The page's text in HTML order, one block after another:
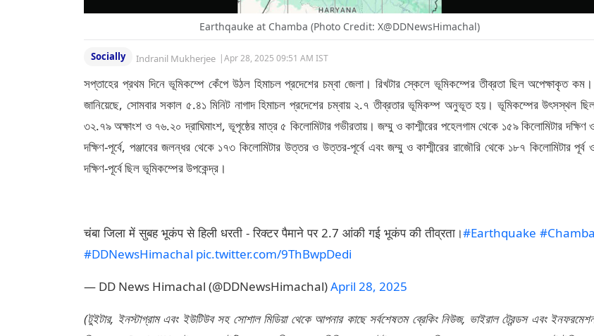
Earthqauke at Chamba (Photo Credit: X@DDNewsHimachal)
Socially Indranil Mukherjee |Apr 28, 2025 09:51 AM IST
সপ্তাহের প্রথম দিনে ভূমিকম্পে কেঁপে উঠল হিমাচল প্রদেশের চম্বা জেলা। রিখটার স্কেলে ভূমিকম্পের তীব্রতা ছিল অপেক্ষাকৃত কম।
জানিয়েছে, সোমবার সকাল ৫.৪১ মিনিট নাগাদ হিমাচল প্রদেশের চম্বায় ২.৭ তীব্রতার ভূমিকম্প অনুভূত হয়। ভূমিকম্পের উৎসস্থল
৩২.৭৯ অক্ষাংশ ও ৭৬.২০ দ্রাঘিমাংশ, ভূপৃষ্ঠের মাত্র ৫ কিলোমিটার গভীরতায়। জম্মু ও কাশ্মীরের পহেলগাম থেকে ১৫৯ কিলোমিটার দক্ষিণ
দক্ষিণ-পূর্বে, পঞ্জাবের জলন্ধর থেকে ১৭৩ কিলোমিটার উত্তর ও উত্তর-পূর্বে এবং জম্মু ও কাশ্মীরের রাজৌরি থেকে ১৮৭ কিলোমিটার পূর্ব
দক্ষিণ-পূর্বে ছিল ভূমিকম্পের উপকেন্দ্র।
चंबा जिला में सुबह भूकंप से हिली धरती - रिक्टर पैमाने पर 2.7 आंकी गई भूकंप की तीव्रता।#Earthquake #Chamba
#DDNewsHimachal pic.twitter.com/9ThBwpDedi
— DD News Himachal (@DDNewsHimachal)April 28, 2025
(টুইটার, ইনস্টাগ্রাম এবং ইউটিউব সহ সোশাল মিডিয়া থেকে আপনার কাছে সর্বশেষতম ব্রেকিং নিউজ, ভাইরাল ট্রেন্ডস এবং